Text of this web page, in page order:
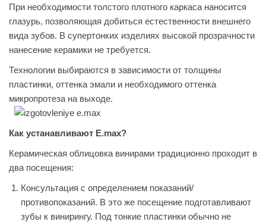
При необходимости толстого плотного каркаса наносится
глазурь, позволяющая добиться естественности внешнего
вида зубов. В супертонких изделиях высокой прозрачности
нанесение керамики не требуется.
Технологии выбираются в зависимости от толщины
пластинки, оттенка эмали и необходимого оттенка
микропротеза на выходе.
Как устанавливают E.max?
Керамическая облицовка винирами традиционно проходит в
два посещения:
Консультация с определением показаний/
противопоказаний. В это же посещение подготавливают
зубы к винирингу. Под тонкие пластинки обычно не